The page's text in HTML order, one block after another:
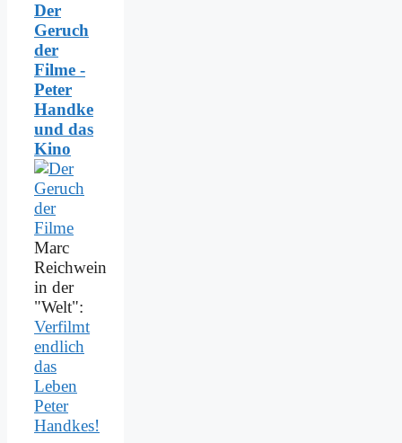
Der
Geruch
der
Filme -
Peter
Handke
und das
Kino
Marc
Reichwein
in der
"Welt":
Verfilmt
endlich
das
Leben
Peter
Handkes!